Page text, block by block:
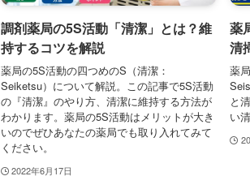
調剤薬局の5S活動「清潔」とは？維
持するコツを解説
薬局の5S活動の四つめのS（清潔：
Seiketsu）について解説。この記事で5S活動
の『清潔』のやり方、清潔に維持する方法が
わかります。薬局の5S活動はメリットが大き
いのでぜひあなたの薬局でも取り入れてみて
ください。
2022年6月17日
薬
清
薬
と
い